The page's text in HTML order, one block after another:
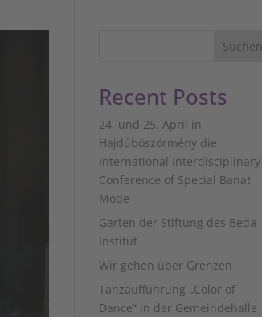
Suchen
Recent Posts
24. und 25. April in
Hajdúböszörmény die
International Interdisciplinary
Conference of Special Banat
Mode
Garten der Stiftung des Beda-
Institut
Wir gehen über Grenzen
Tanzaufführung „Color of
Dance“ in der Gemeindehalle